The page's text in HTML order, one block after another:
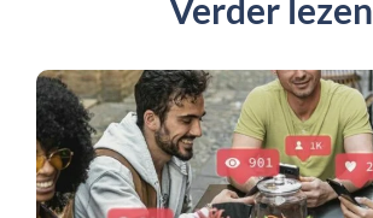
Verder lezen